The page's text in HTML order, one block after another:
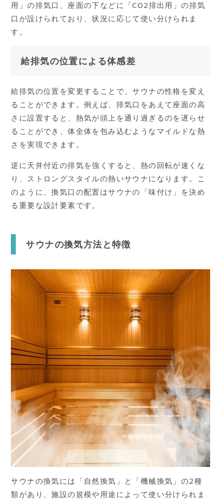
用」の排気口、座面の下などに「CO2排出用」の排気
口が設けられており、状況に応じて使い分けられま
す。
給排気の位置による体感差
給排気の位置を変更することで、サウナの性格を変え
ることができます。例えば、排気口をあえて座面の高
さに設置すると、熱気が頭上を通り過ぎるのを遅らせ
ることができ、体全体を包み込むようなマイルドな熱
さを実現できます。
逆に天井付近の排気を強くすると、熱の回転が速くな
り、ストロングスタイルの熱いサウナになります。こ
のように、換気口の配置はサウナの「味付け」を決め
る重要な設計要素です。
サウナの換気方法と特徴
サウナの換気には「自然換気」と「機械換気」の2種
類があり、施設の規模や用途によって使い分けられま